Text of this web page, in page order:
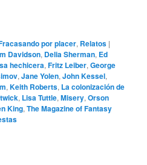
por placer, Relatos |
Davidson, Delia Sherman, Ed
hechicera,Fritz Leiber,George
,Jane Yolen,John Kessel,
,Keith Roberts, La colonización de
, Lisa Tuttle,Misery,Orson
King,The Magazine of Fantasy